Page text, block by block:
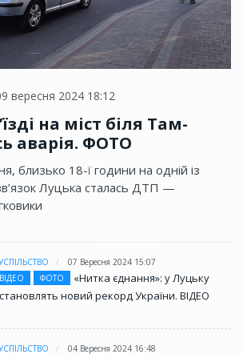
вересня 2024 18:12
на міст біля Там-
аварія. ФОТО
близько 18-ї години на одній із
Луцька сталась ДТП —
07 Вересня 2024 15:07
ВІДЕО
ФОТО
«Нитка єднання»: у Луцьку
новий рекорд України. ВІДЕО
04 Вересня 2024 16:48